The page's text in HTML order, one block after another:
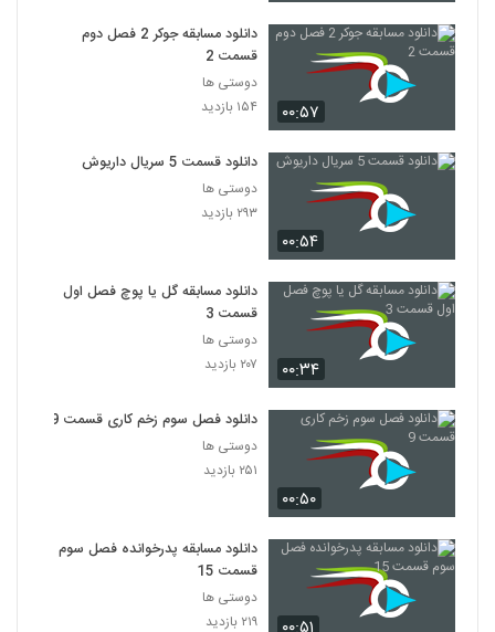
۰۰:۵۷
دانلود مسابقه جوکر 2 فصل دوم
قسمت 2
دوستی ها
۱۵۴ بازدید
۰۰:۵۴
دانلود قسمت 5 سریال داریوش
دوستی ها
۲۹۳ بازدید
۰۰:۳۴
دانلود مسابقه گل یا پوچ فصل اول
قسمت 3
دوستی ها
۲۰۷ بازدید
۰۰:۵۰
دانلود فصل سوم زخم کاری قسمت 9
دوستی ها
۲۵۱ بازدید
دانلود مسابقه پدرخوانده فصل سوم
قسمت 15
دوستی ها
۲۱۹ بازدید